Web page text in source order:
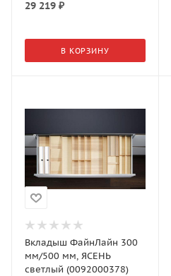
29 219 ₽
В КОРЗИНУ
Вкладыш ФайнЛайн 300
мм/500 мм, ЯСЕНЬ
светлый (0092000378)